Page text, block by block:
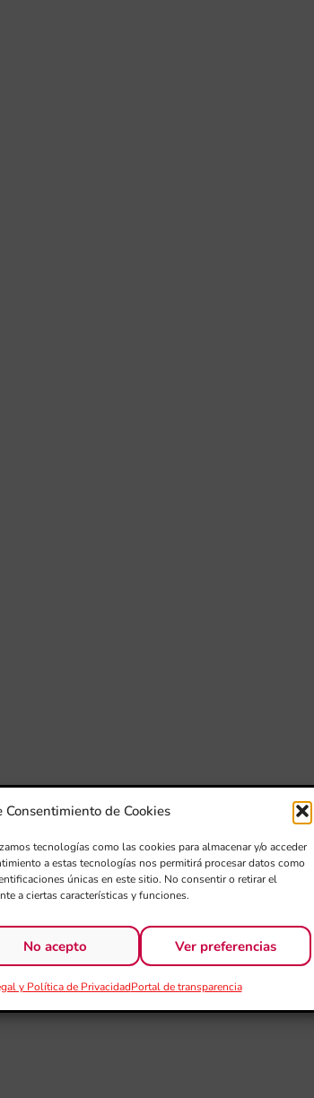
Consentimiento de Cookies
tecnologías como las cookies para almacenar y/o acceder
a estas tecnologías nos permitirá procesar datos como
únicas en este sitio. No consentir o retirar el
a ciertas características y funciones.
No acepto Ver preferencias
y Política de PrivacidadPortal de transparencia